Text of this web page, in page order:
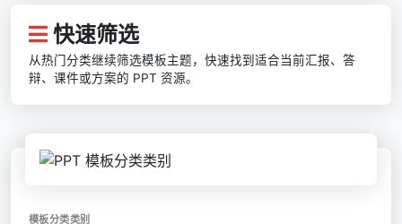
快速筛选
从热门分类继续筛选模板主题，快速找到适合当前汇报、答
辩、课件或方案的 PPT 资源。
模板分类类别